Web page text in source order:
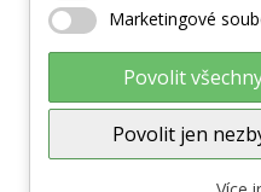
Marketingové
Povolit
Povolit jen